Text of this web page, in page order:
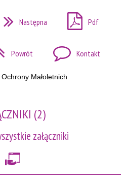
Następna Pdf
Powrót Kontakt
(2)
załączniki